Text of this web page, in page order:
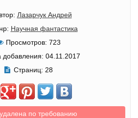
Лазарчук Андрей
Научная фантастика
Просмотров: 723
добавления: 04.11.2017
Страниц: 28
по требованию